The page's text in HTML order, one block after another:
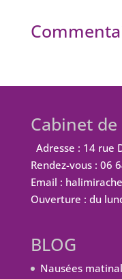
Cabinet
Adresse : 14 rue
Rendez-vous : 06
Email :
Ouverture : du
BLOG
Nausées